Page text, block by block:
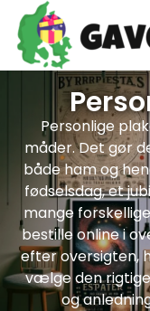
Personlige
måder. Det gør
både ham og
fødselsdag, et
mange
bestille online i
efter oversigten,
vælge den
og